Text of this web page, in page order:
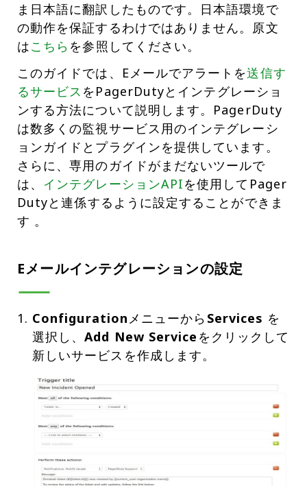
ま日本語に翻訳したものです。日本語環境で
の動作を保証するわけではありません。原文
はこちら を参照してください。
このガイドでは、Eメールでアラートを送信す
るサービス をPagerDutyとインテグレーショ
ンする方法について説明します。PagerDuty
は数多くの監視サービス用のインテグレーシ
ョンガイドとプラグインを提供しています。
さらに、専用のガイドがまだないツールで
は、 インテグレーションAPIを使用してPager
Dutyと連係するように設定することができま
す 。
Eメールインテグレーションの設定
Configurationメニューから Services を
選択し、Add New Service をクリックして